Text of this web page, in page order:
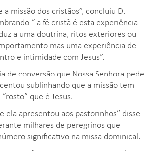
a missão dos cristãos”, concluiu D.
“ a fé cristã é esta experiência
a uma doutrina, ritos exteriores ou
mas uma experiência de
e intimidade com Jesus”.
de conversão que Nossa Senhora pede
sublinhando que a missão tem
que é Jesus.
ela apresentou aos pastorinhos” disse
milhares de peregrinos que
significativo na missa dominical.